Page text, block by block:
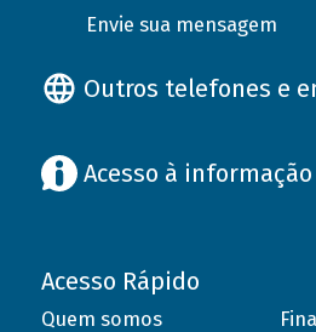
Envie sua mensagem
Outros telefones e
Acesso à informação
Acesso Rápido
Quem somos